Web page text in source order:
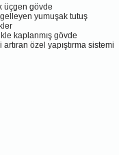
üçgen gövde
yumuşak tutuş
kaplanmış gövde
artıran özel yapıştırma sistemi